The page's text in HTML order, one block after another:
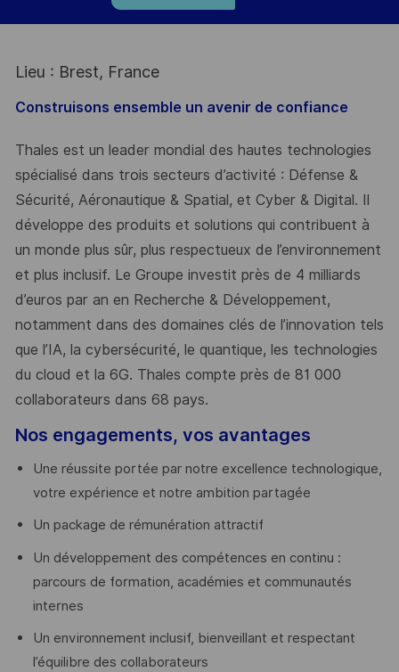
Lieu : Brest, France
Construisons ensemble un avenir de confiance
Thales est un leader mondial des hautes technologies
spécialisé dans trois secteurs d’activité : Défense &
Sécurité, Aéronautique & Spatial, et Cyber & Digital. Il
développe des produits et solutions qui contribuent à
un monde plus sûr, plus respectueux de l’environnement
et plus inclusif. Le Groupe investit près de 4 milliards
d’euros par an en Recherche & Développement,
notamment dans des domaines clés de l’innovation tels
que l’IA, la cybersécurité, le quantique, les technologies
du cloud et la 6G. Thales compte près de 81 000
collaborateurs dans 68 pays.
Nos engagements, vos avantages
Une réussite portée par notre excellence technologique,
votre expérience et notre ambition partagée
Un package de rémunération attractif
Un développement des compétences en continu :
parcours de formation, académies et communautés
internes
Un environnement inclusif, bienveillant et respectant
l’équilibre des collaborateurs